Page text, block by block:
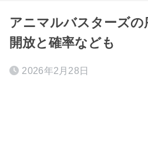
アニマルバスターズの
開放と確率なども
2026年2月28日